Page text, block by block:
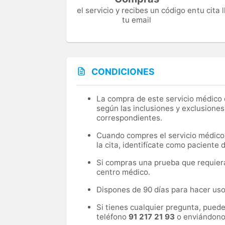
el servicio y recibes un código en
tu email
tu cita
CONDICIONES
La compra de este servicio
según las inclusiones y
correspondientes.
Cuando compres el servicio
la cita, identifícate como paciente
Si compras una prueba que
centro médico.
Dispones de 90 días para hacer
Si tienes cualquier pregunta,
teléfono 91 217 21 93 o